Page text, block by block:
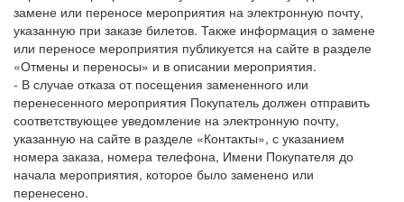
замене или переносе мероприятия на электронную почту,
указанную при заказе билетов. Также информация о замене
или переносе мероприятия публикуется на сайте в разделе
«Отмены и переносы» и в описании мероприятия.
- В случае отказа от посещения замененного или
перенесенного мероприятия Покупатель должен отправить
соответствующее уведомление на электронную почту,
указанную на сайте в разделе «Контакты», с указанием
номера заказа, номера телефона, Имени Покупателя до
начала мероприятия, которое было заменено или
перенесено.